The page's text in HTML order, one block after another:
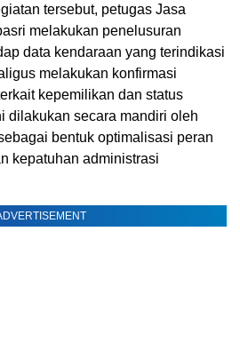
tersebut, petugas Jasa
melakukan penelusuran
data kendaraan yang terindikasi
melakukan konfirmasi
kepemilikan dan status
dilakukan secara mandiri oleh
bentuk optimalisasi peran
kepatuhan administrasi